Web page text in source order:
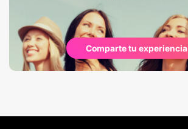
Comparte tu experiencia